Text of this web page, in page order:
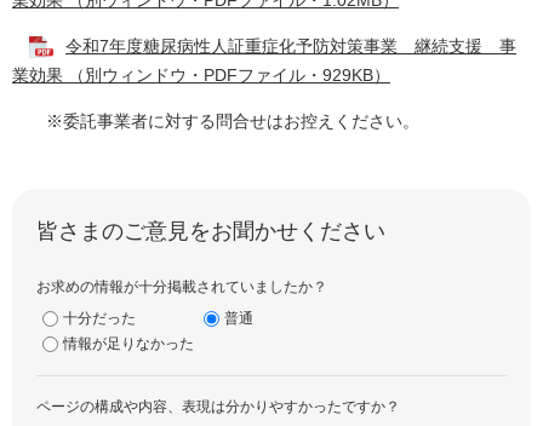
令和7年度糖尿病性人証重症化予防対策事業 継続支援 事
業効果 （別ウィンドウ・PDFファイル・929KB）
※委託事業者に対する問合せはお控えください。
皆さまのご意見をお聞かせください
お求めの情報が十分掲載されていましたか？
十分だった
普通
情報が足りなかった
ページの構成や内容、表現は分かりやすかったですか？